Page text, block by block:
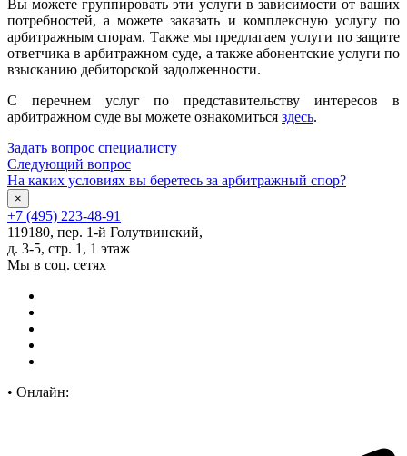
Вы можете группировать эти услуги в зависимости от ваших
потребностей, а можете заказать и комплексную услугу по
арбитражным спорам. Также мы предлагаем услуги по защите
ответчика в арбитражном суде, а также абонентские услуги по
взысканию дебиторской задолженности.
С перечнем услуг по представительству интересов в
арбитражном суде вы можете ознакомиться здесь.
Задать вопрос специалисту
Следующий вопрос
На каких условиях вы беретесь за арбитражный спор?
×
+7 (495) 223-48-91
119180, пер. 1-й Голутвинский,
д. 3-5, стр. 1, 1 этаж
Мы в соц. сетях
• Онлайн: